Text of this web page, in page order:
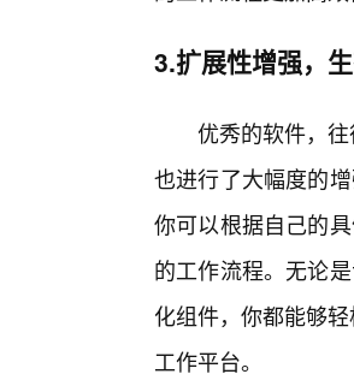
3.扩展性增强，
优秀的软件，
也进行了大幅度的
你可以根据自己的
的工作流程。无论
化组件，你都能够
工作平台。